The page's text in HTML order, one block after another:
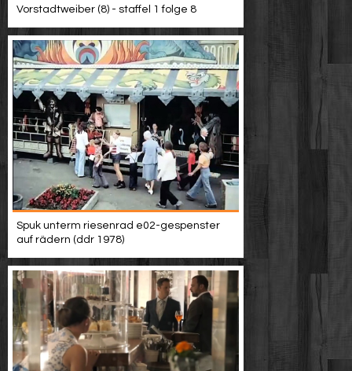
Vorstadtweiber (8) - staffel 1 folge 8
Spuk unterm riesenrad e02-gespenster
auf rädern (ddr 1978)